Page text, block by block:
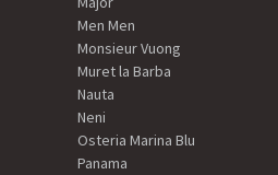
Men Men
Monsieur Vuong
Muret la Barba
Nauta
Neni
Osteria Marina Blu
Panama